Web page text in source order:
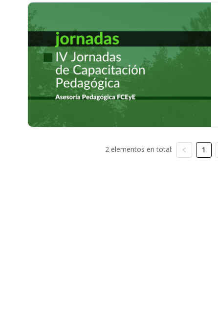
2 elementos en total: 1